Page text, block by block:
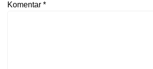
Komentar *